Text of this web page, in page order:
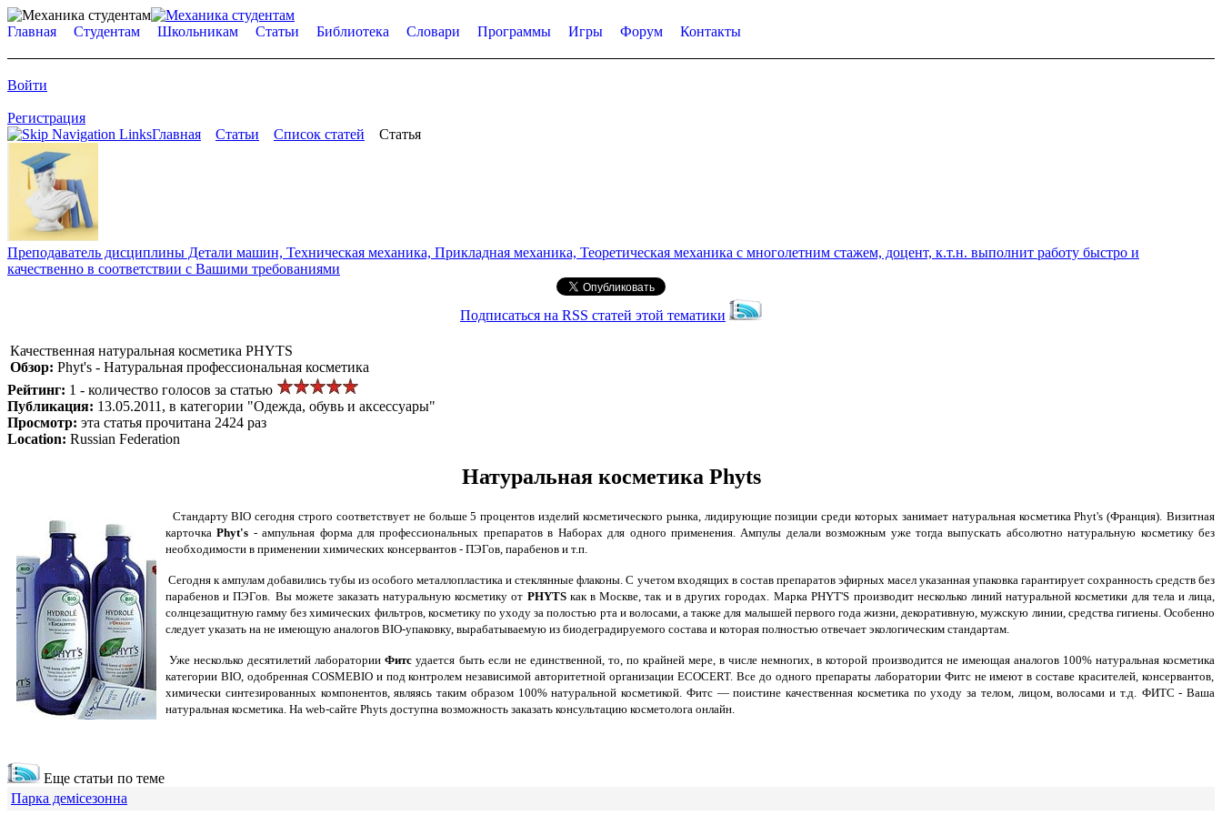
Главная Студентам Школьникам Статьи Библиотека Словари Программы Игры Форум Контакты
Войти
Регистрация
Главная
Статьи Список статей Статья
Преподаватель дисциплины Детали машин, Техническая механика, Прикладная механика, Теоретическая механика с многолетним стажем, доцент, к.т.н. выполнит работу быстро и
качественно в соответствии с Вашими требованиями
Подписаться на RSS статей этой тематики
Качественная натуральная косметика PHYTS
Обзор: Phyt's - Натуральная профессиональная косметика
Рейтинг: 1 - количество голосов за статью
Публикация: 13.05.2011, в категории "Одежда, обувь и аксессуары"
Просмотр: эта статья прочитана 2424 раз
Location: Russian Federation
Натуральная косметика Phyts
Стандарту BIO сегодня строго соответствует не больше 5 процентов изделий косметического рынка, лидирующие позиции среди которых занимает натуральная косметика Phyt's (Франция). Визитная
карточкаPhyt's - ампульная форма для профессиональных препаратов в Наборах для одного применения. Ампулы делали возможным уже тогда выпускать абсолютно натуральную косметику без
необходимости в применении химических консервантов - ПЭГов, парабенов и т.п.
Сегодня к ампулам добавились тубы из особого металлопластика и стеклянные флаконы. С учетом входящих в состав препаратов эфирных масел указанная упаковка гарантирует сохранность средств без
парабенов и ПЭГов. Вы можете заказатьнатуральную косметику от PHYTSкак в Москве, так и в других городах. Марка PHYT'S производит несколько линий натуральной косметики для тела и лица,
солнцезащитную гамму без химических фильтров, косметику по уходу за полостью рта и волосами, а также для малышей первого года жизни, декоративную, мужскую линии, средства гигиены. Особенно
следует указать на не имеющую аналогов BIO-упаковку, вырабатываемую из биодеградируемого состава и которая полностью отвечает экологическим стандартам.
Уже несколько десятилетий лабораторииФитс удается быть если не единственной, то, по крайней мере, в числе немногих, в которой производится не имеющая аналогов 100% натуральная косметика
категории BIO, одобренная COSMEBIO и под контролем независимой авторитетной организации ECOCERT. Все до одного препараты лаборатории Фитс не имеют в составе красителей, консервантов,
химически синтезированных компонентов, являясь таким образом 100% натуральной косметикой. Фитс — поистине качественная косметика по уходу за телом, лицом, волосами и т.д. ФИТС - Ваша
натуральная косметика. На web-сайте Phyts доступна возможность заказать консультацию косметолога онлайн.
Еще статьи по теме
Парка демісезонна